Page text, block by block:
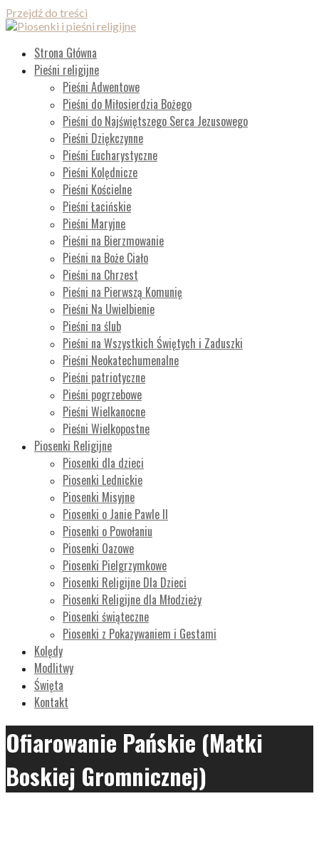
Przejdź do treści
Strona Główna
Pieśni religijne
Pieśni Adwentowe
Pieśni do Miłosierdzia Bożego
Pieśni do Najświętszego Serca Jezusowego
Pieśni Dziękczynne
Pieśni Eucharystyczne
Pieśni Kolędnicze
Pieśni Kościelne
Pieśni Łacińskie
Pieśni Maryjne
Pieśni na Bierzmowanie
Pieśni na Boże Ciało
Pieśni na Chrzest
Pieśni na Pierwszą Komunię
Pieśni Na Uwielbienie
Pieśni na ślub
Pieśni na Wszystkich Świętych i Zaduszki
Pieśni Neokatechumenalne
Pieśni patriotyczne
Pieśni pogrzebowe
Pieśni Wielkanocne
Pieśni Wielkopostne
Piosenki Religijne
Piosenki dla dzieci
Piosenki Lednickie
Piosenki Misyjne
Piosenki o Janie Pawle II
Piosenki o Powołaniu
Piosenki Oazowe
Piosenki Pielgrzymkowe
Piosenki Religijne Dla Dzieci
Piosenki Religijne dla Młodzieży
Piosenki świąteczne
Piosenki z Pokazywaniem i Gestami
Kolędy
Modlitwy
Święta
Kontakt
Ofiarowanie Pańskie (Matki
Boskiej Gromnicznej)